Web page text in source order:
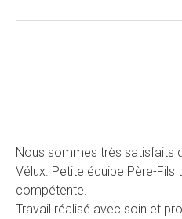
Nous sommes très satisfaits
Vélux. Petite équipe Père-
compétente.
Travail réalisé avec soin et